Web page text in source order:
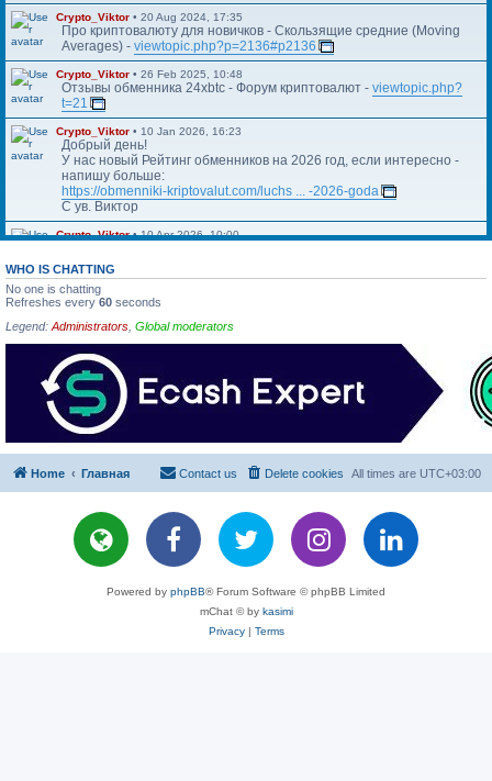
Crypto_Viktor • 20 Aug 2024, 17:35
Про криптовалюту для новичков - Скользящие средние (Moving
Averages) - viewtopic.php?p=2136#p2136
Crypto_Viktor • 26 Feb 2025, 10:48
Отзывы обменника 24xbtc - Форум криптовалют - viewtopic.php?
t=21
Crypto_Viktor • 10 Jan 2026, 16:23
Добрый день!
У нас новый Рейтинг обменников на 2026 год, если интересно -
напишу больше:
https://obmenniki-kriptovalut.com/luchs ... -2026-goda
С ув. Виктор
Crypto_Viktor•10 Apr 2026, 10:00
WHO IS CHATTING
No one is chatting
Refreshes every 60 seconds
Legend: Administrators Global moderators
Home Главная All times are UTC+03:00
Delete cookies
Contact us
Powered by phpBB® Forum Software © phpBB Limited
mChat © by kasimi
Privacy| Terms